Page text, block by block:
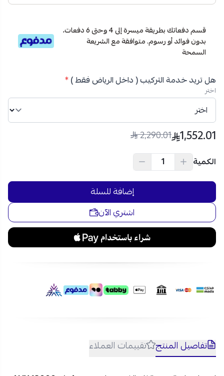
وحدة بارد فقط إنفرتر واي فاي أبيض، واطلب مكيفات اوكس انفرتر
الآن من متجر نجم مع شحن سريع وآمن وخدمة تقسيط على 4
دفعات بدون فوائد عبر تمارا.
قسم دفعاتك بطريقة ميسرة إلى 4 وحتى 6 دفعات،
بدون فوائد أو رسوم. متوافقة مع الشريعة
السمحة
هل تريد خدمة التركيب ( داخل الرياض فقط )*
اختر
1,552.01
2,290.01
الكمية
إضافة للسلة
اشتري الآن
تفاصيل المنتج تقييمات العملاء